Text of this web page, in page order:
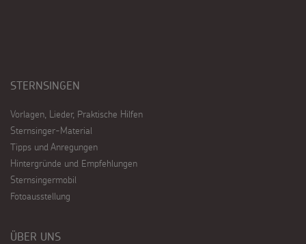
STERNSINGEN
Vorlagen, Lieder, Praktische Hilfen
Sternsinger-Material
Tipps und Anregungen
Hintergründe und Empfehlungen
Sternsingermobil
Fotoausstellung
ÜBER UNS